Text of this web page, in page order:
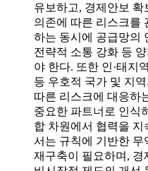
유보하고, 경제안보
의존에 따른 리스크를
하는 동시에 공급망의
전략적 소통 강화 등
야 한다. 또한 인·태지
등 우호적 국가 및 지
따른 리스크에 대응하
중요한 파트너로 인식
합 차원에서 협력을 지
서는 규칙에 기반한 무
재구축이 필요하며, 경